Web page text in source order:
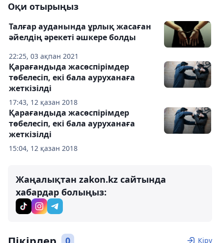
Оқи отырыңыз
22:25, 03 ақпан 2021
Талғар ауданында ұрлық жасаған
әйелдің әрекеті әшкере болды
17:43, 12 қазан 2018
Қарағандыда жасөспірімдер
төбелесіп, екі бала ауруханаға
жеткізілді
15:04, 12 қазан 2018
Қарағандыда жасөспірімдер
төбелесіп, екі бала ауруханаға
жеткізілді
Жаңалықтан zakon.kz сайтында
хабардар болыңыз:
0 Кіру